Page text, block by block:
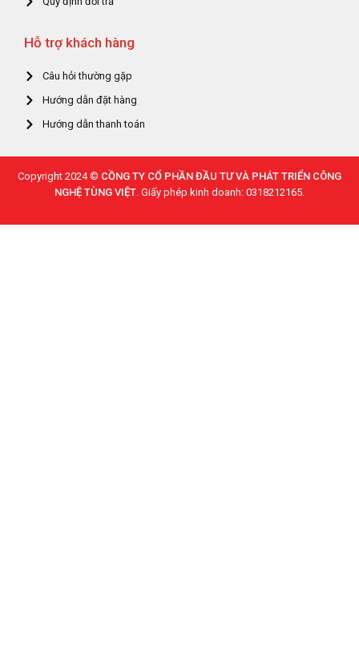
Hỗ trợ khách hàng
Câu hỏi thường gặp
Hướng dẫn đặt hàng
Hướng dẫn thanh toán
Copyright 2024 © CỒNG TY CỔ PHẦN ĐẦU TƯ VÀ PHÁT TRIỂN CÔNG
NGHỆ TÙNG VIỆT . Giấy phép kinh doanh: 0318212165.